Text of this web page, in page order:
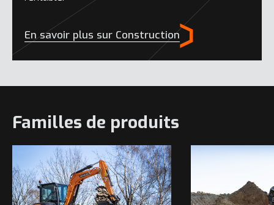
En savoir plus sur Construction
Familles de produits